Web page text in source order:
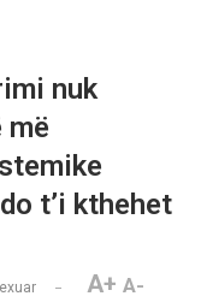
nuk
më
t’i kthehet
A+ A-